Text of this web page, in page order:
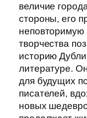
величие
стороны, его
неповторимую
творчества
историю
литературе.
для будущих
писателей,
новых